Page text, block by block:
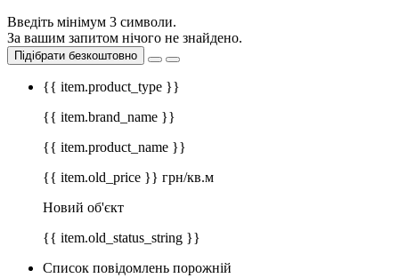
Введіть мінімум 3 символи.
За вашим запитом нічого не знайдено.
Підібрати безкоштовно
{{ item.product_type }}
{{ item.brand_name }}
{{ item.product_name }}
{{ item.old_price }} грн/кв.м
Новий об'єкт
{{ item.old_status_string }}
Список повідомлень порожній